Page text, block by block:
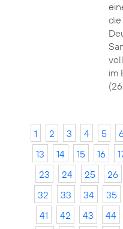
im
1 2 3 4 5
13
14 15 16
23
24 25 26
32
33 34 35
41
42 43 44